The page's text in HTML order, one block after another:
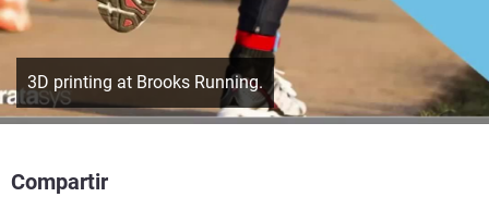
Compartir
3D printing at Brooks Running.